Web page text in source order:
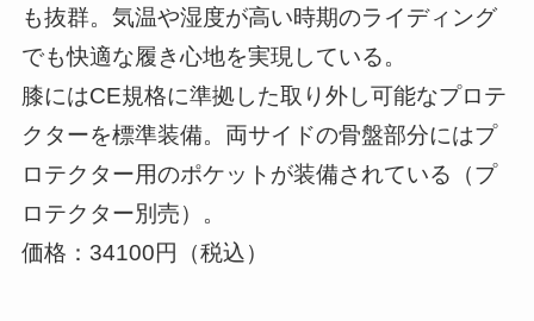
も抜群。気温や湿度が高い時期のライディング
でも快適な履き心地を実現している。
膝にはCE規格に準拠した取り外し可能なプロテ
クターを標準装備。両サイドの骨盤部分にはプ
ロテクター用のポケットが装備されている（プ
ロテクター別売）。
価格：34100円（税込）